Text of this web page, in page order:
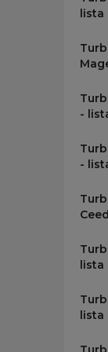
lista
-
-
lista
lista